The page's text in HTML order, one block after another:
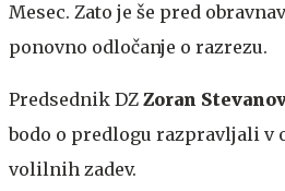
Mesec. Zato je še pred
ponovno odločanje o razrezu.
Predsednik DZ Zoran
bodo o predlogu razpravljali v
volilnih zadev.